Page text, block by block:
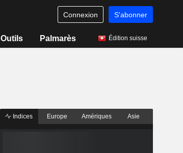
Connexion S'abonner
Outils Palmarès Édition suisse
Indices Europe Amériques Asie